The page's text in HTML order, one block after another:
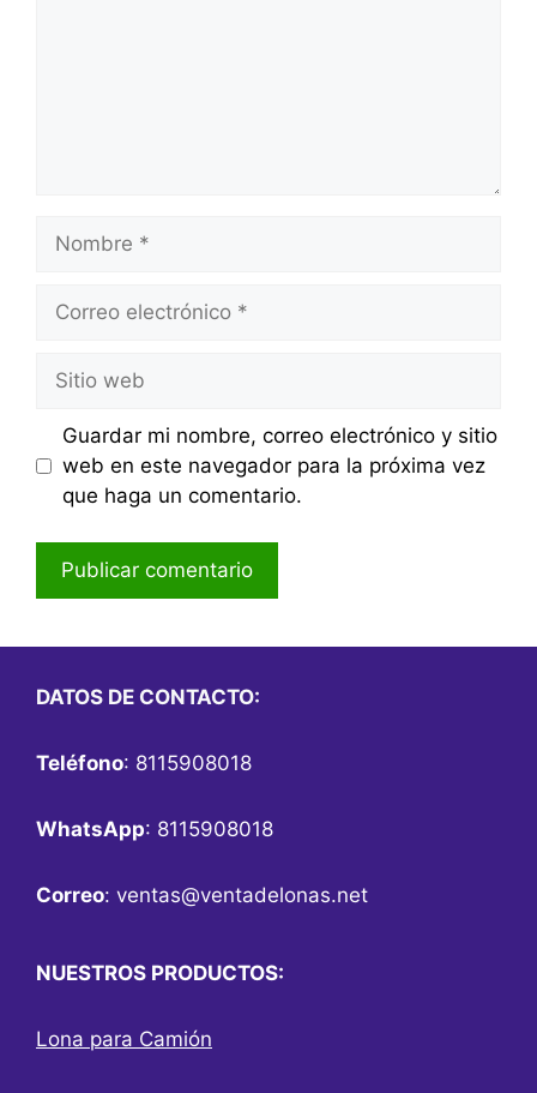
Nombre
Correo
Sitio
web
Guardar mi nombre, correo electrónico y sitio
web en este navegador para la próxima vez
que haga un comentario.
DATOS DE CONTACTO:
Teléfono: 8115908018
WhatsApp: 8115908018
Correo: ventas@ventadelonas.net
NUESTROS PRODUCTOS:
Lona para Camión